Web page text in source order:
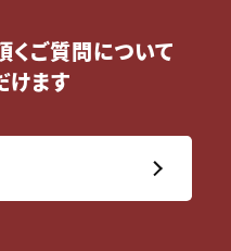
くご質問について
けます